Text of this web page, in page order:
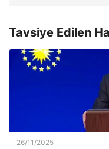
Tavsiye Edilen
26/11/2025